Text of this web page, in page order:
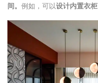
间。 例如，可以设计内置衣柜